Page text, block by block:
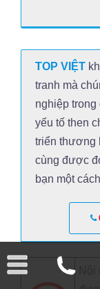
TOP VIỆT
tranh mà
nghiệp trong
yếu tố then
triển thương
cùng được
bạn một